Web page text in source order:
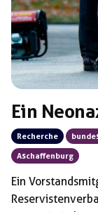
Ein
Recherche
Aschaffenburg
Ein